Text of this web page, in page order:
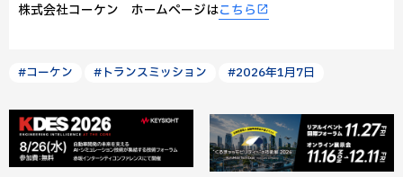
株式会社コーケン ホームページはこちら
#コーケン #トランスミッション #2026年1月7日